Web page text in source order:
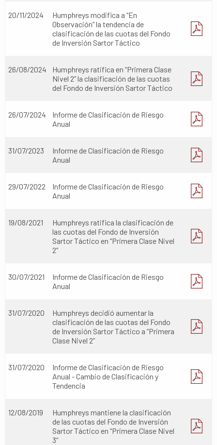
20/11/2024
Humphreys modifica a “En
Observación” la tendencia de
clasificación de las cuotas del Fondo
de Inversión Sartor Táctico
26/08/2024
Humphreys ratifica en “Primera Clase
Nivel 2” la clasificación de las cuotas
del Fondo de Inversión Sartor Táctico
26/07/2024
Informe de Clasificación de Riesgo
Anual
31/07/2023
Informe de Clasificación de Riesgo
Anual
29/07/2022
Informe de Clasificación de Riesgo
Anual
19/08/2021
Humphreys ratifica la clasificación de
las cuotas del Fondo de Inversión
Sartor Táctico en “Primera Clase Nivel
2”
30/07/2021
Informe de Clasificación de Riesgo
Anual
31/07/2020
Humphreys decidió aumentar la
clasificación de las cuotas del Fondo
de Inversión Sartor Táctico a “Primera
Clase Nivel 2”
31/07/2020
Informe de Clasificación de Riesgo
Anual - Cambio de Clasificación y
Tendencia
12/08/2019
Humphreys mantiene la clasificación
de las cuotas del Fondo de Inversión
Sartor Táctico en “Primera Clase Nivel
3”